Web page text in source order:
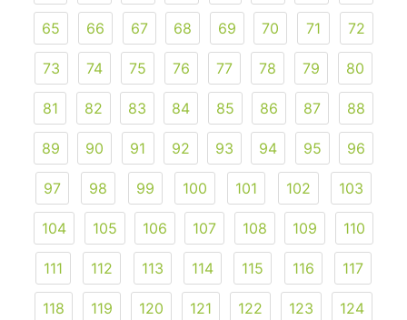
65 66 67 68 69 70 71 72
73 74 75 76 77 78 79 80
81 82 83 84 85 86 87 88
89 90 91 92 93 94 95 96
97 98 99 100 101 102 103
104 105 106 107 108 109 110
111 112 113 114 115 116 117
118 119 120 121 122 123 124